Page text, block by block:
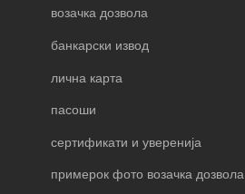
возачка дозвола
банкарски извод
лична карта
пасоши
сертификати и уверенија
примерок фото возачка дозвола